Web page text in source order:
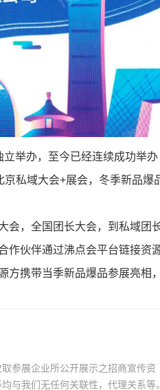
举办，至今已经连续成功举办
私域大会+展会，冬季新品爆
会，全国团长大会，到私域团
作伙伴通过沸点会平台链接资
方携带当季新品爆品参展亮相
参展企业所公开展示之招商宣传资
与我们无任何关联性，代理关系等